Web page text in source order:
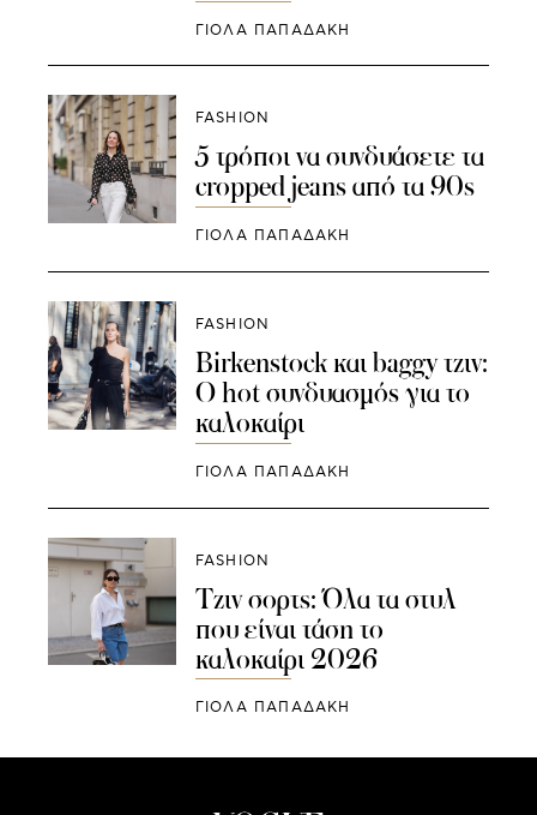
ΓΙΌΛΑ ΠΑΠΑΔΆΚΗ
FASHION
5 τρόποι να συνδυάσετε τα
cropped jeans από τα 90s
ΓΙΌΛΑ ΠΑΠΑΔΆΚΗ
FASHION
Birkenstock και baggy τζιν:
Ο hot συνδυασμός για το
καλοκαίρι
ΓΙΌΛΑ ΠΑΠΑΔΆΚΗ
FASHION
Τζιν σορτς: Όλα τα στυλ
που είναι τάση το
καλοκαίρι 2026
ΓΙΌΛΑ ΠΑΠΑΔΆΚΗ